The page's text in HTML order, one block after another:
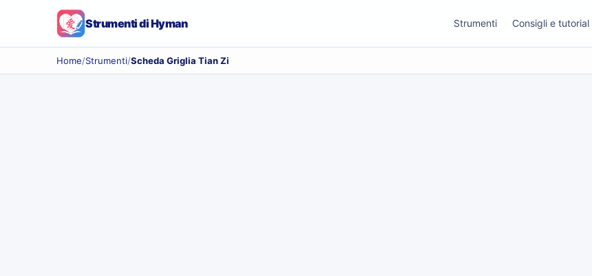
Strumenti di Hyman Strumenti Consigli e tutorial
Home/Strumenti/Scheda Griglia Tian Zi